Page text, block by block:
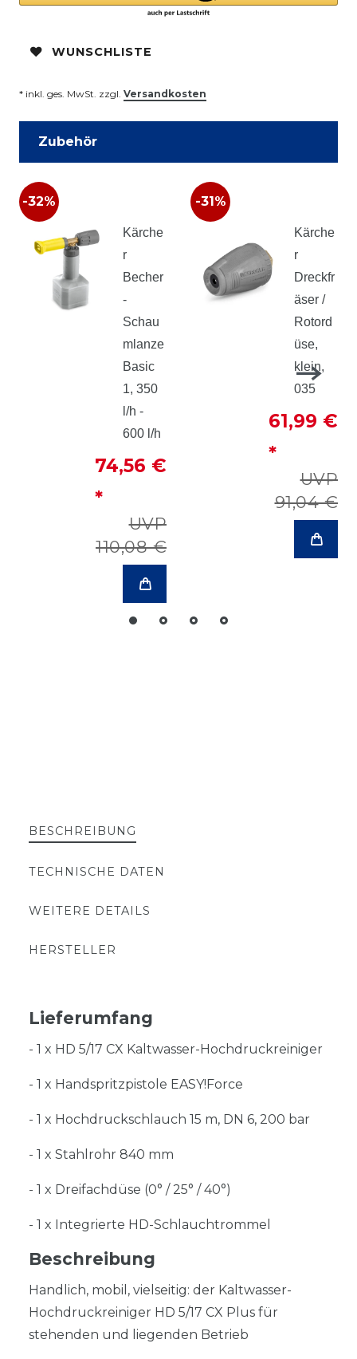
WUNSCHLISTE
* inkl. ges. MwSt. zzgl. Versandkosten
Zubehör
-32%
Kärche
r
Becher
-
Schau
mlanze
Basic
1, 350
l/h -
600 l/h
UVP
110,08 €
74,56 €
*
-31%
Kärche
r
Dreckfr
äser /
Rotord
üse,
klein,
035
UVP
91,04 €
61,99 €
*
BESCHREIBUNG
TECHNISCHE DATEN
WEITERE DETAILS
HERSTELLER
Lieferumfang
- 1 x HD 5/17 CX Kaltwasser-Hochdruckreiniger
- 1 x Handspritzpistole EASY!Force
- 1 x Hochdruckschlauch 15 m, DN 6, 200 bar
- 1 x Stahlrohr 840 mm
- 1 x Dreifachdüse (0° / 25° / 40°)
- 1 x Integrierte HD-Schlauchtrommel
Beschreibung
Handlich, mobil, vielseitig: der Kaltwasser-
Hochdruckreiniger HD 5/17 CX Plus für
stehenden und liegenden Betrieb